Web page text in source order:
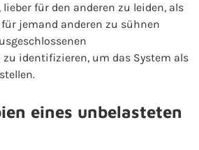
lieber für den anderen zu leiden, als
jemand anderen zu sühnen
identifizieren, um das System als
eines unbelasteten